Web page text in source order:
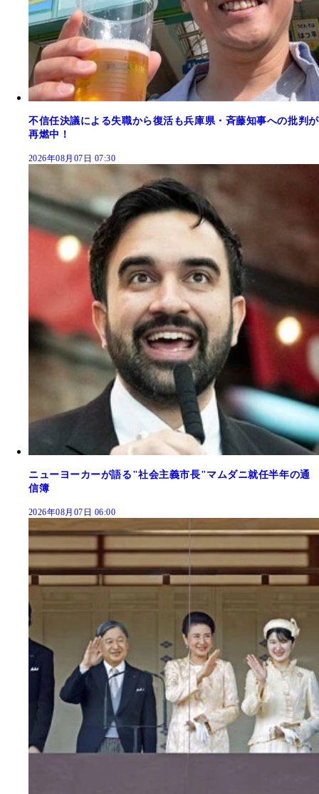
不信任決議による失職から復活も兵庫県・斉藤知事への批判が
再燃中！
2026年08月07日 07:30
ニューヨーカーが語る"社会主義市長"マムダニ就任半年の通
信簿
2026年08月07日 06:00